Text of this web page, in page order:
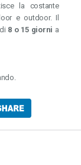
la costante
e outdoor. Il
8 o 15 giorni a